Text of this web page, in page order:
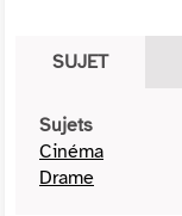
SUJET
Sujets
Cinéma
Drame